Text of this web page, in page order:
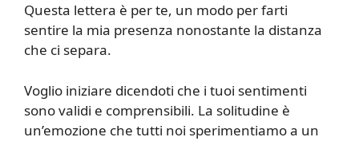
Questa lettera è per te, un modo per farti
sentire la mia presenza nonostante la distanza
che ci separa.
Voglio iniziare dicendoti che i tuoi sentimenti
sono validi e comprensibili. La solitudine è
un’emozione che tutti noi sperimentiamo a un